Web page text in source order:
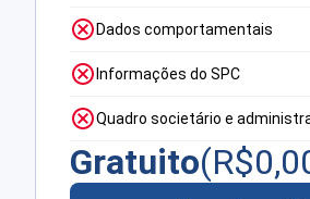
Dados comportamentais
Informações do SPC
Quadro societário e
Gratuito(R$